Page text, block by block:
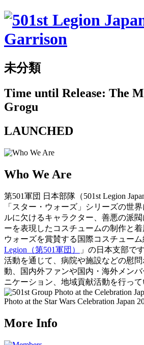
未分類
Time until Release: The
Grogu
LAUNCHED
Who We Are
第501軍団 日本部隊（501st Legion
「スター・ウォーズ」シリーズの世
ルに欠けるキャラクター、善悪の派
ーを表現したコスチュームの制作と着
ウォーズを賞賛する国際コスチューム
Legion（第501軍団）
」の日本支部で
活動を通じて、病院や施設などの慰
動、国内外ファンや国内・海外メン
ニケーション、地域貢献活動を行って
Photo at the Star Wars Celebration Japan
More Info